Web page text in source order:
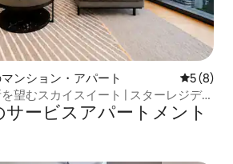
ンション・アパート レビュー
5 (8)
望むスカイスイート | スターレジデン
サービスアパートメント